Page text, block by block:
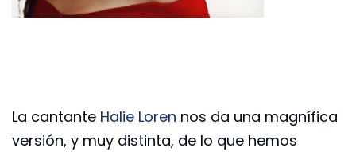
La cantante Halie Loren nos da una magnífica
versión, y muy distinta, de lo que hemos